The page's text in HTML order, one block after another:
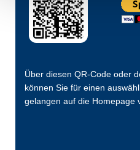
Über diesen QR-Code oder
können Sie für einen
gelangen auf die Homepage